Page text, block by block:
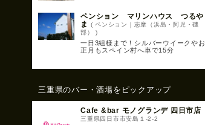
ペンション マリンハウス つるや
ま
( ペンション｜志摩（浜島・阿児・磯
部） )
一日3組様まで！シルバーウイークやお
正月もスペイン村へ車で15分
三重県のバー・酒場をピックアップ
Cafe &bar モノグランデ 四日市店
三重県四日市市安島１-2-2